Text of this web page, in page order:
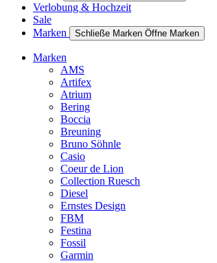
Verlobung & Hochzeit
Sale
Marken
Schließe Marken Öffne Marken
Marken
AMS
Artifex
Atrium
Bering
Boccia
Breuning
Bruno Söhnle
Casio
Coeur de Lion
Collection Ruesch
Diesel
Ernstes Design
FBM
Festina
Fossil
Garmin